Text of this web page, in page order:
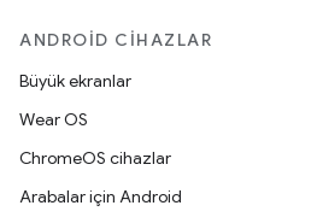
ANDROID CIHAZLAR
Büyük ekranlar
Wear OS
ChromeOS cihazlar
Arabalar için Android